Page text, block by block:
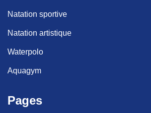
Natation sportive
Natation artistique
Waterpolo
Aquagym
Pages